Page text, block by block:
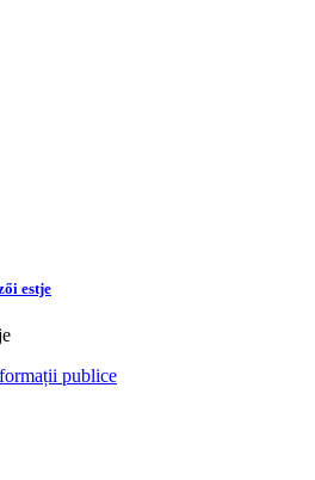
estje
publice